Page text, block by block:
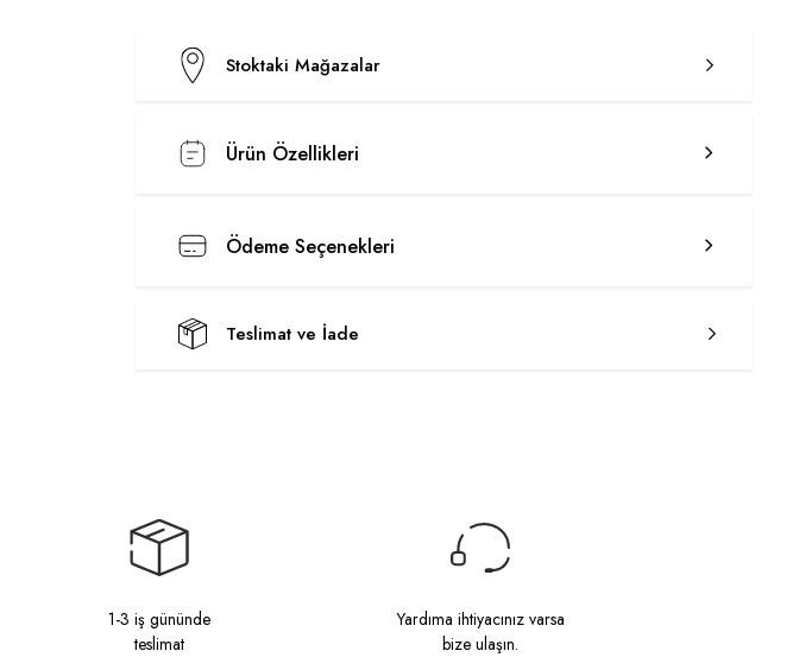
Stoktaki Mağazalar
Ürün Özellikleri
Ödeme Seçenekleri
Teslimat ve İade
1-3 iş gününde
teslimat
Yardıma ihtiyacınız varsa
bize ulaşın.